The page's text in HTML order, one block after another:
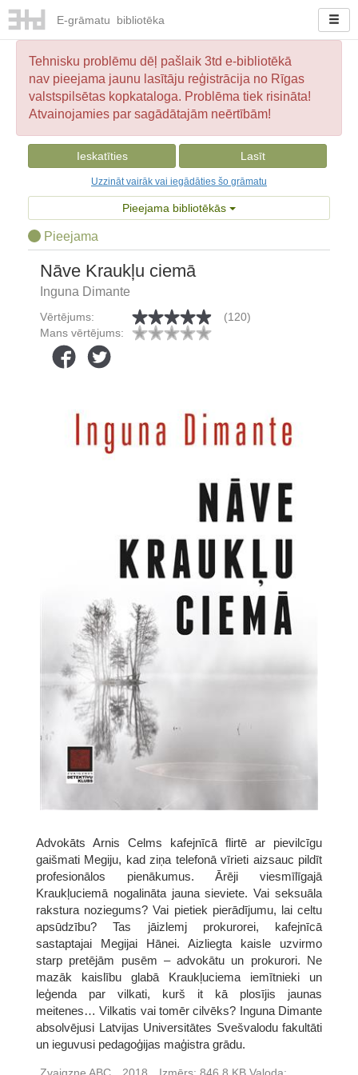
E-grāmatu bibliotēka
Tehnisku problēmu dēļ pašlaik 3td e-bibliotēkā
nav pieejama jaunu lasītāju reģistrācija no Rīgas
valstspilsētas kopkataloga. Problēma tiek risināta!
Atvainojamies par sagādātajām neērtībām!
Ieskatīties Lasīt
Uzzināt vairāk vai iegādāties šo grāmatu
Pieejama bibliotēkās
Pieejama
Nāve Kraukļu ciemā
Inguna Dimante
Vērtējums:
(120)
Mans vērtējums:
Advokāts Arnis Celms kafejnīcā flirtē ar pievilcīgu
gaišmati Megiju, kad ziņa telefonā vīrieti aizsauc pildīt
profesionālos pienākumus. Ārēji viesmīlīgajā
Kraukļuciemā nogalināta jauna sieviete. Vai seksuāla
rakstura noziegums? Vai pietiek pierādījumu, lai celtu
apsūdzību? Tas jāizlemj prokurorei, kafejnīcā
sastaptajai Megijai Hānei. Aizliegta kaisle uzvirmo
starp pretējām pusēm – advokātu un prokurori. Ne
mazāk kaislību glabā Kraukļuciema iemītnieki un
leģenda par vilkati, kurš it kā plosījis jaunas
meitenes… Vilkatis vai tomēr cilvēks? Inguna Dimante
absolvējusi Latvijas Universitātes Svešvalodu fakultāti
un ieguvusi pedagoģijas maģistra grādu.
Zvaigzne ABC 2018 Izmērs: 846,8 KB Valoda: